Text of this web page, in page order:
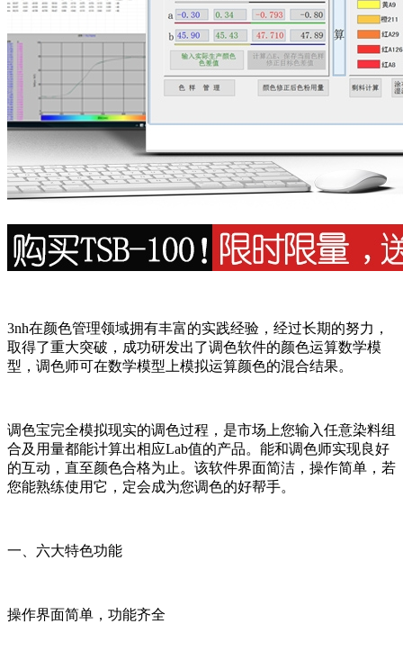
3nh在颜色管理领域拥有丰富的实践经验，经过长期的努力，
取得了重大突破，成功研发出了调色软件的颜色运算数学模
型，调色师可在数学模型上模拟运算颜色的混合结果。
调色宝完全模拟现实的调色过程，是市场上您输入任意染料组
合及用量都能计算出相应Lab值的产品。能和调色师实现良好
的互动，直至颜色合格为止。该软件界面简洁，操作简单，若
您能熟练使用它，定会成为您调色的好帮手。
一、六大特色功能
操作界面简单，功能齐全